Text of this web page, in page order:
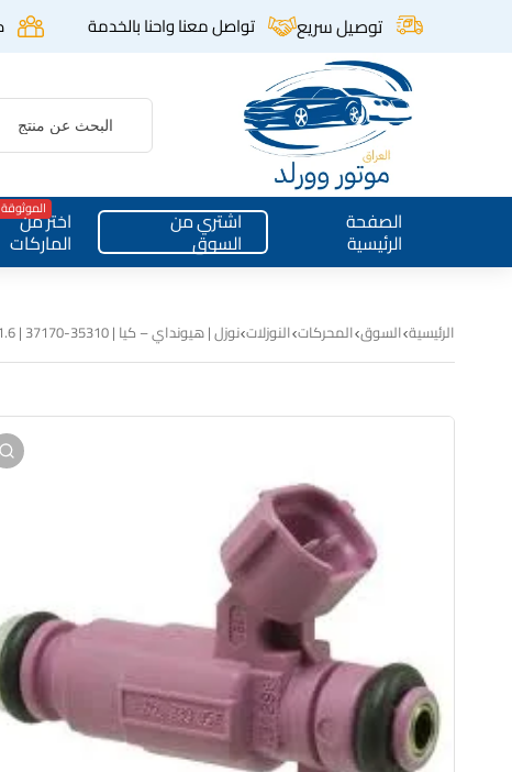
توصيل سريع تواصل معنا واحنا بالخدمة
الصفحة
الرئيسية
اشتري من
السوق
اختر من
الماركات
الرئيسية السوق المحركات النوزلات نوزل | هيونداي – كيا | 35310-37170 | 1.6 DOHC | اصلي تفصيخ